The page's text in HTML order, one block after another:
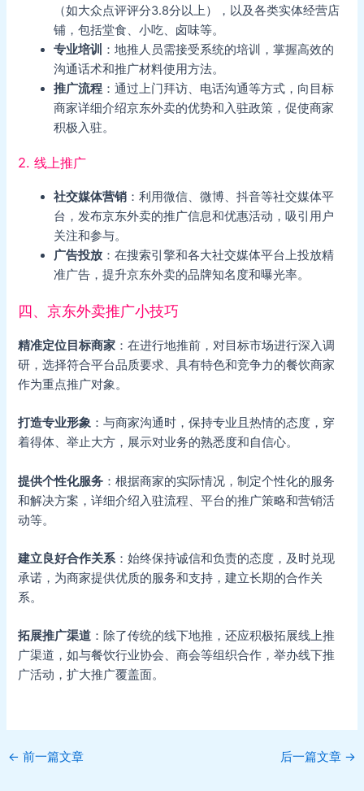
（如大众点评评分3.8分以上），以及各类实体经营店
铺，包括堂食、小吃、卤味等。
专业培训 ：地推人员需接受系统的培训，掌握高效的
沟通话术和推广材料使用方法。
推广流程 ：通过上门拜访、电话沟通等方式，向目标
商家详细介绍京东外卖的优势和入驻政策，促使商家
积极入驻。
2. 线上推广
社交媒体营销 ：利用微信、微博、抖音等社交媒体平
台，发布京东外卖的推广信息和优惠活动，吸引用户
关注和参与。
广告投放 ：在搜索引擎和各大社交媒体平台上投放精
准广告，提升京东外卖的品牌知名度和曝光率。
四、京东外卖推广小技巧
精准定位目标商家 ：在进行地推前，对目标市场进行深入调
研，选择符合平台品质要求、具有特色和竞争力的餐饮商家
作为重点推广对象。
打造专业形象 ：与商家沟通时，保持专业且热情的态度，穿
着得体、举止大方，展示对业务的熟悉度和自信心。
提供个性化服务 ：根据商家的实际情况，制定个性化的服务
和解决方案，详细介绍入驻流程、平台的推广策略和营销活
动等。
建立良好合作关系：始终保持诚信和负责的态度，及时兑现
承诺，为商家提供优质的服务和支持，建立长期的合作关
系。
拓展推广渠道 ：除了传统的线下地推，还应积极拓展线上推
广渠道，如与餐饮行业协会、商会等组织合作，举办线下推
广活动，扩大推广覆盖面。
Post
← 前一篇文章 后一篇文章 →